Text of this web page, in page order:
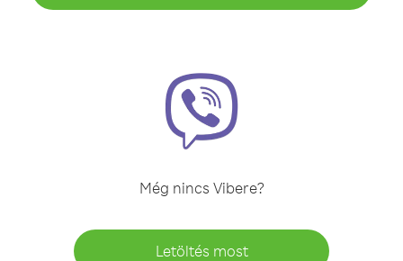
Még nincs Vibere?
Letöltés most